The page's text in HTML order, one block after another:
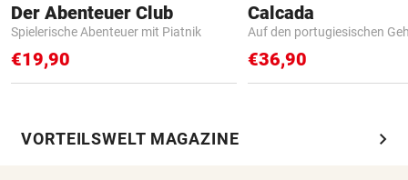
Der Abenteuer Club
Spielerische Abenteuer mit Piatnik
€19,90
Calcada
Auf den portugiesischen
€36,90
VORTEILSWELT MAGAZINE chevron_right